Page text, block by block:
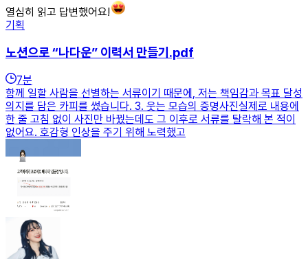
열심히 읽고 답변했어요!
기획
노션으로 “나다운” 이력서 만들기.pdf
7분
함께 일할 사람을 선별하는 서류이기 때문에, 저는 책임감과 목표 달성
의지를 담은 카피를 썼습니다. 3. 웃는 모습의 증명사진실제로 내용에
한 줄 고침 없이 사진만 바꿨는데도 그 이후로 서류를 탈락해 본 적이
없어요. 호감형 인상을 주기 위해 노력했고